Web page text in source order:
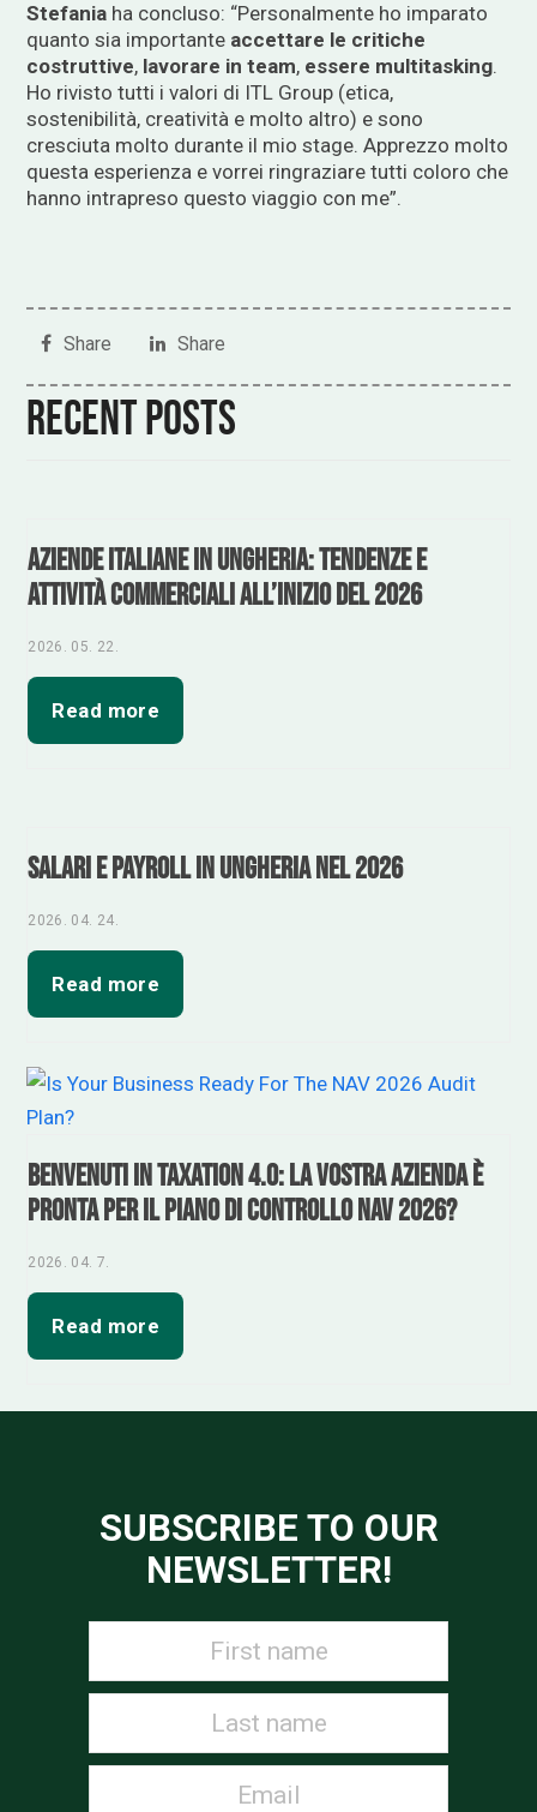
Stefania ha concluso: “Personalmente ho imparato
quanto sia importante accettare le critiche
costruttive, lavorare in team, essere multitasking.
Ho rivisto tutti i valori di ITL Group (etica,
sostenibilità, creatività e molto altro) e sono
cresciuta molto durante il mio stage. Apprezzo molto
questa esperienza e vorrei ringraziare tutti coloro che
hanno intrapreso questo viaggio con me”.
Share Share
Recent posts
Aziende italiane in Ungheria: tendenze e
attività commerciali all’inizio del 2026
2026. 05. 22.
Read more
Salari e payroll in Ungheria nel 2026
2026. 04. 24.
Read more
Benvenuti in Taxation 4.0: la vostra azienda è
pronta per il piano di controllo NAV 2026?
2026. 04. 7.
Read more
SUBSCRIBE TO OUR
NEWSLETTER!